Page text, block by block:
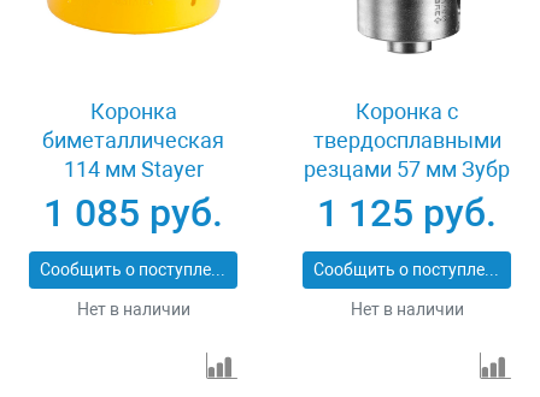
Коронка
биметаллическая
114 мм Stayer
PROFESSIONAL
29547-114
1 085 руб.
Сообщить о поступлении
Нет в наличии
Коронка с
твердосплавными
резцами 57 мм Зубр
ПРОФИ 29514-57
1 125 руб.
Сообщить о поступлении
Нет в наличии